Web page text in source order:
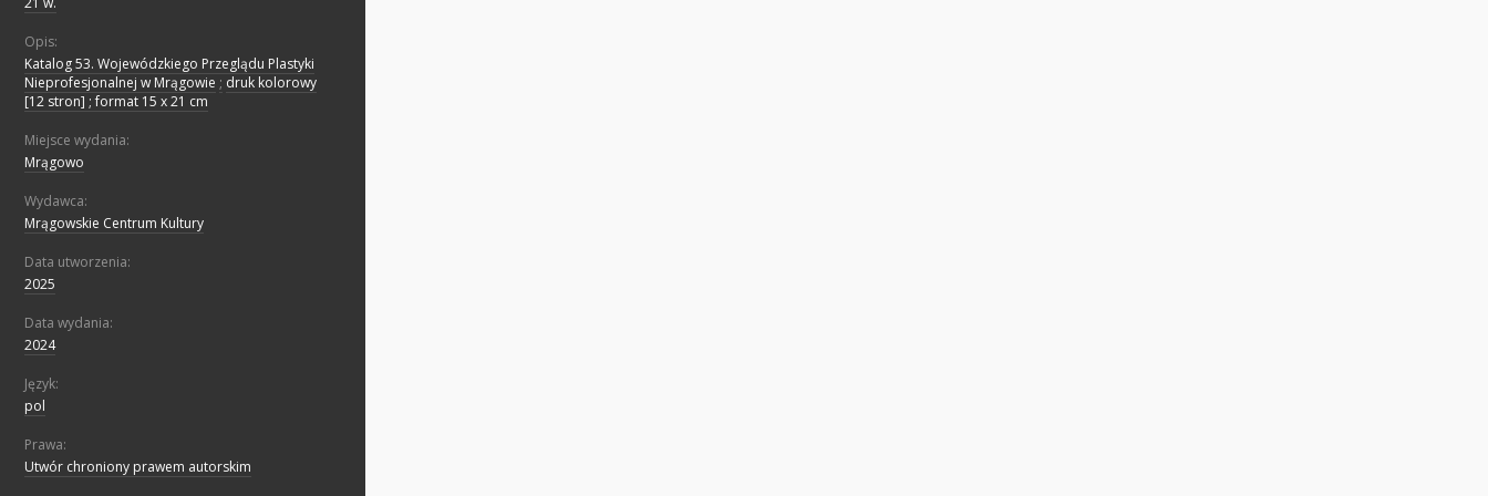
Opis:
Katalog 53. Wojewódzkiego Przeglądu Plastyki
Nieprofesjonalnej w Mrągowie ; druk kolorowy
[12 stron] ; format 15 x 21 cm
Miejsce wydania:
Mrągowo
Wydawca:
Mrągowskie Centrum Kultury
Data utworzenia:
2025
Data wydania:
2024
Język:
pol
Prawa:
Utwór chroniony prawem autorskim